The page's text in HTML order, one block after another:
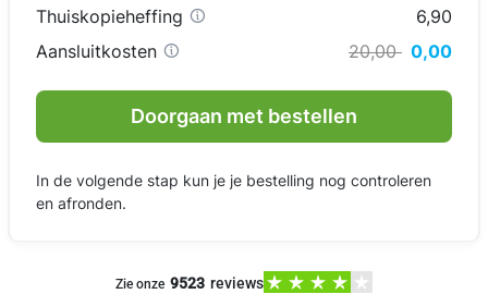
Thuiskopieheffing
6,90
Aansluitkosten
20,00 0,00
Doorgaan met bestellen
In de volgende stap kun je je bestelling nog controleren
en afronden.
Zie onze 9523 reviews